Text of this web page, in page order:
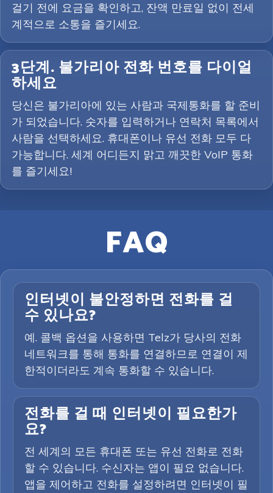
걸기 전에 요금을 확인하고, 잔액 만료일 없이 전세
계적으로 소통을 즐기세요.
3단계. 불가리아 전화 번호를 다이얼
하세요
당신은 불가리아에 있는 사람과 국제통화를 할 준비
가 되었습니다. 숫자를 입력하거나 연락처 목록에서
사람을 선택하세요. 휴대폰이나 유선 전화 모두 다
가능합니다. 세계 어디든지 맑고 깨끗한 VoIP 통화
를 즐기세요!
FAQ
인터넷이 불안정하면 전화를 걸
수 있나요?
예. 콜백 옵션을 사용하면 Telz가 당사의 전화
네트워크를 통해 통화를 연결하므로 연결이 제
한적이더라도 계속 통화할 수 있습니다.
전화를 걸 때 인터넷이 필요한가
요?
전 세계의 모든 휴대폰 또는 유선 전화로 전화
할 수 있습니다. 수신자는 앱이 필요 없습니다.
앱을 제어하고 전화를 설정하려면 인터넷이 필